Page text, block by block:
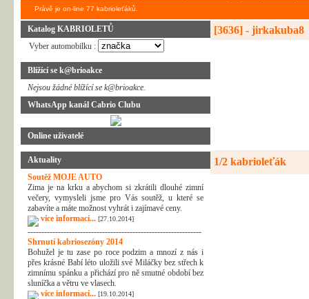
Právě je on-line 77 kabrioleťáků.
Katalog KABRIOLETŮ
Vyber automobilku :
Blížící se k@brioakce
Nejsou žádné blížící se k@brioakce.
WhatsApp kanál Cabrio Clubu
Online uživatelé
Aktuality
Soutěž MOJE AUTO
Zima je na krku a abychom si zkrátili dlouhé zimní
večery, vymysleli jsme pro Vás soutěž, u které se
zabavíte a máte možnost vyhrát i zajímavé ceny.
více informací... [27.10.2014]
---------------------------------------------------------------
Shrnutí kabriosezóny 2014
Bohužel je tu zase po roce podzim a mnozí z nás i
přes krásné Babí léto uložili své Miláčky bez střech k
zimnímu spánku a přichází pro ně smutné období bez
sluníčka a větru ve vlasech.
více informací... [19.10.2014]
[3636] - jirkakuba8
1/2 kabrioleťák